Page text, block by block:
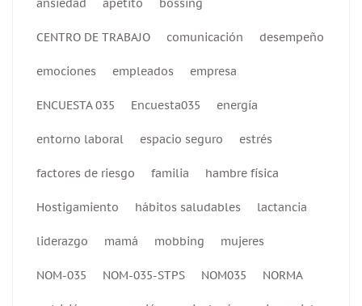
ansiedad apetito bossing
CENTRO DE TRABAJO comunicación desempeño
emociones empleados empresa
ENCUESTA 035 Encuesta035 energía
entorno laboral espacio seguro estrés
factores de riesgo familia hambre física
Hostigamiento hábitos saludables lactancia
liderazgo mamá mobbing mujeres
NOM-035 NOM-035-STPS NOM035 NORMA